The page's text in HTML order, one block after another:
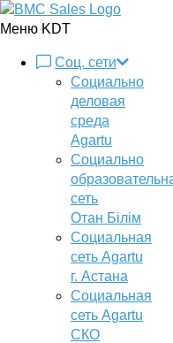
Меню KDT
Соц. сети
Социально
деловая
среда
Agartu
Социально
сеть
Отан Бiлiм
Социальная
сеть Agartu
г. Астана
Социальная
сеть Agartu
СКО